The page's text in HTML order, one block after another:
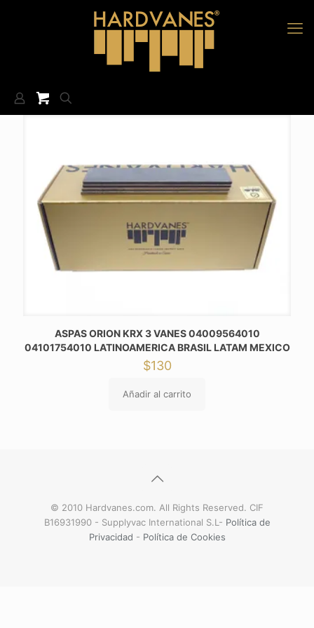
ASPAS ORION KRX 3 VANES 04009564010
04101754010 LATINOAMERICA BRASIL LATAM MEXICO
$130
Añadir al carrito
© 2010 Hardvanes.com. All Rights Reserved. CIF
B16931990 - Supplyvac International S.L- Política de
Privacidad - Política de Cookies